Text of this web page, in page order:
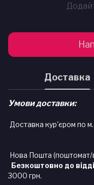
Доставка
Умови доставки:
Доставка кур'єром по
Нова Пошта (поштомат/
Безкоштовно до
3000 грн.